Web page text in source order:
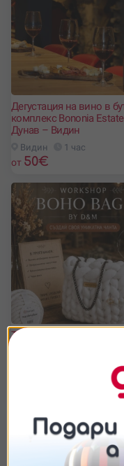
Дегустация на вино в
комплекс Bononia
Дунав – Видин
Видин 1 час
от 50€
Творческа работилница –
Съгласие